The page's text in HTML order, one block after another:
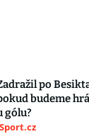
po
budeme
gólu?